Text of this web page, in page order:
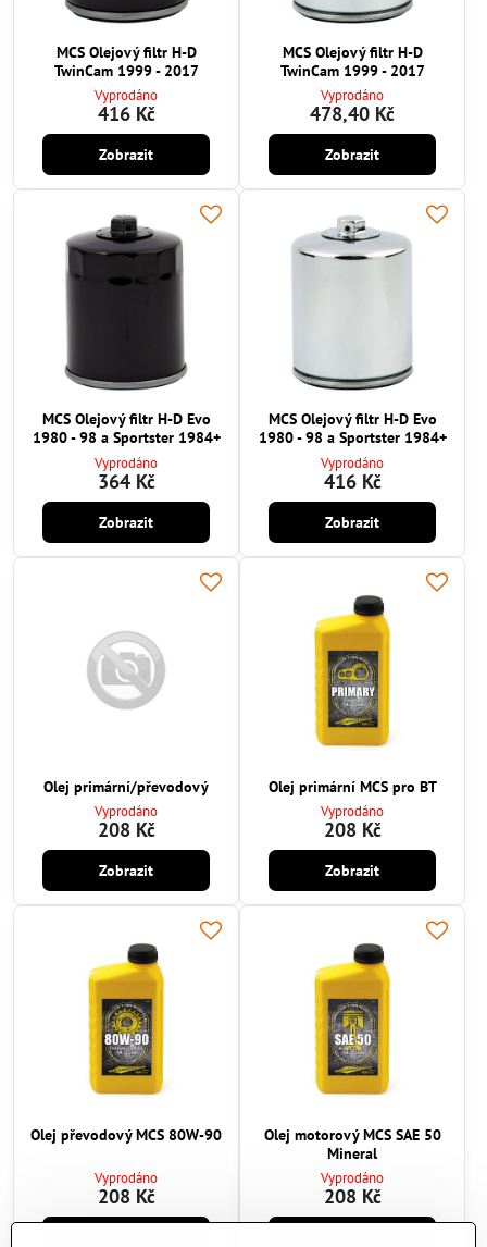
MCS Olejový filtr H-D
TwinCam 1999 - 2017
Vyprodáno
416 Kč
Zobrazit
MCS Olejový filtr H-D
TwinCam 1999 - 2017
Vyprodáno
478,40 Kč
Zobrazit
MCS Olejový filtr H-D Evo
1980 - 98 a Sportster 1984+
Vyprodáno
364 Kč
Zobrazit
MCS Olejový filtr H-D Evo
1980 - 98 a Sportster 1984+
Vyprodáno
416 Kč
Zobrazit
Olej primární/převodový
Vyprodáno
208 Kč
Zobrazit
Olej primární MCS pro BT
Vyprodáno
208 Kč
Zobrazit
Olej převodový MCS 80W-90
Vyprodáno
208 Kč
Olej motorový MCS SAE 50
Mineral
Vyprodáno
208 Kč